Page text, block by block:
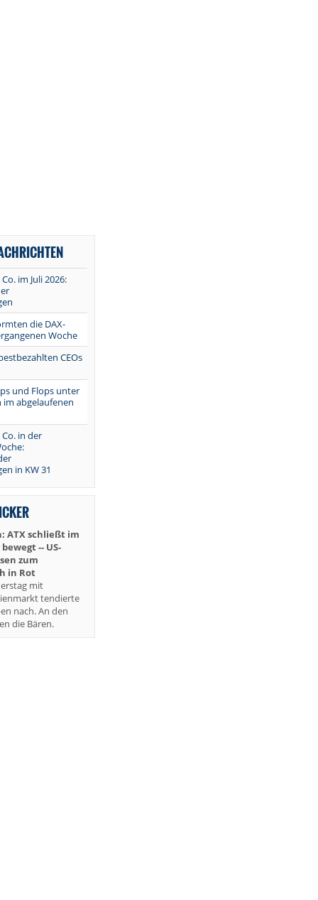
im Juli 2026:
die DAX-
Woche
CEOs
und Flops unter
abgelaufenen
in der
in KW 31
ATX schließt im
-- US-
zum
in Rot
mit
tendierte
nach. An den
die Bären.